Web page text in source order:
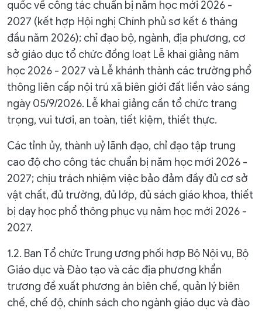
quốc về công tác chuẩn bị năm học mới 2026 -
2027 (kết hợp Hội nghị Chính phủ sơ kết 6 tháng
đầu năm 2026); chỉ đạo bộ, ngành, địa phương, cơ
sở giáo dục tổ chức đồng loạt Lễ khai giảng năm
học 2026 - 2027 và Lễ khánh thành các trường phổ
thông liên cấp nội trú xã biên giới đất liền vào sáng
ngày 05/9/2026. Lễ khai giảng cần tổ chức trang
trọng, vui tươi, an toàn, tiết kiệm, thiết thực.
Các tỉnh ủy, thành uỷ lãnh đạo, chỉ đạo tập trung
cao độ cho công tác chuẩn bị năm học mới 2026 -
2027; chịu trách nhiệm việc bảo đảm đầy đủ cơ sở
vật chất, đủ trường, đủ lớp, đủ sách giáo khoa, thiết
bị dạy học phổ thông phục vụ năm học mới 2026 -
2027.
1.2. Ban Tổ chức Trung ương phối hợp Bộ Nội vụ, Bộ
Giáo dục và Đào tạo và các địa phương khẩn
trương đề xuất phương án biên chế, quản lý biên
chế, chế độ, chính sách cho ngành giáo dục và đào